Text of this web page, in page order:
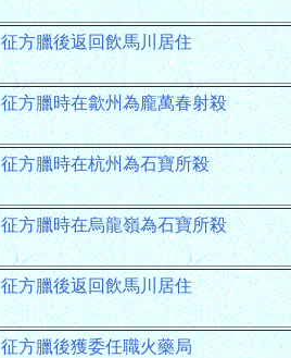
征方臘後返回飲馬川居住
征方臘時在歙州為龐萬春射殺
征方臘時在杭州為石寶所殺
征方臘時在烏龍嶺為石寶所殺
征方臘後返回飲馬川居住
征方臘後獲委任職火藥局